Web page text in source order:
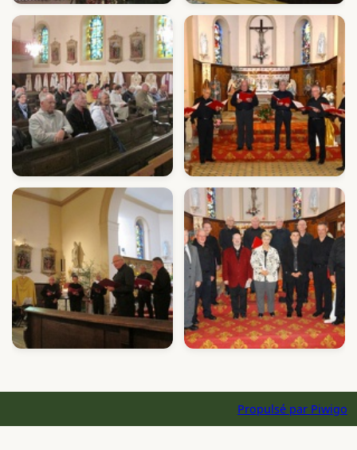
Propulsé par Piwigo